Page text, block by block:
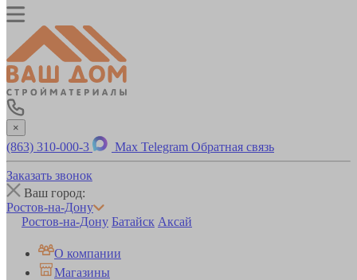
×
(863) 310-000-3 Max Telegram Обратная связь
Заказать звонок
Ваш город:
Ростов-на-Дону
Ростов-на-Дону Батайск Аксай
О компании
Магазины